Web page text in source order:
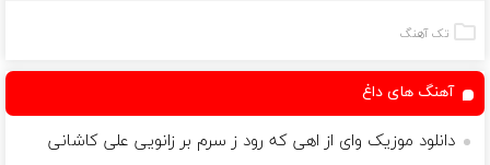
مکانیکتک آهنگ
آهنگ های داغ
دانلود موزیک وای از اهی که رود ز سرم بر زانویی علی کاشانی